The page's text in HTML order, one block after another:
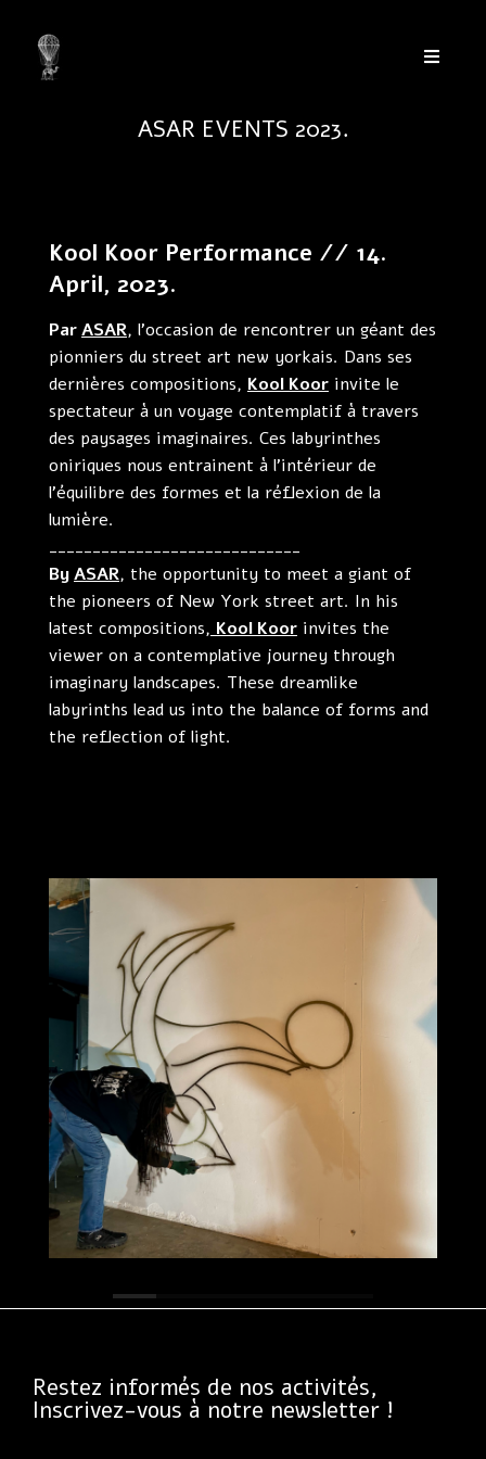
ASAR EVENTS 2023.
Kool Koor Performance // 14.
April, 2023.
ParASAR, l’occasion de rencontrer un géant des
pionniers du street art new yorkais. Dans ses
dernières compositions, Kool Koor invite le
spectateur à un voyage contemplatif à travers
des paysages imaginaires. Ces labyrinthes
oniriques nous entrainent à l’intérieur de
l’équilibre des formes et la réflexion de la
lumière.
_____________________________
ByASAR, the opportunity to meet a giant of
the pioneers of New York street art. In his
latest compositions, Kool Koor invites the
viewer on a contemplative journey through
imaginary landscapes. These dreamlike
labyrinths lead us into the balance of forms and
the reflection of light.
Restez informés de nos activités,
Inscrivez-vous à notre newsletter !